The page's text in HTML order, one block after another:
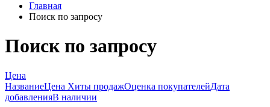
Главная
Поиск по запросу
Поиск по запросу
Цена
НазваниеЦена Хиты продажОценка покупателейДата
добавленияВ наличии